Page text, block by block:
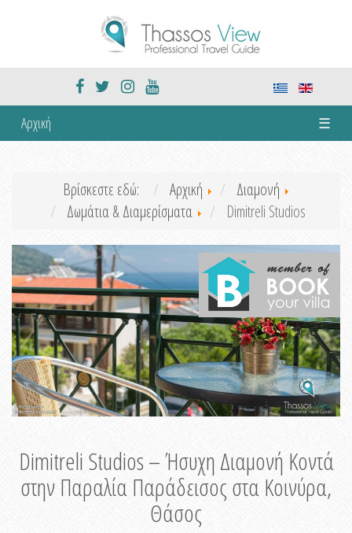
Αρχική ☰
Βρίσκεστε εδώ: Αρχική
Διαμονή
Δωμάτια & Διαμερίσματα
Dimitreli Studios
Dimitreli Studios – Ήσυχη Διαμονή Κοντά
στην Παραλία Παράδεισος στα Κοινύρα,
Θάσος